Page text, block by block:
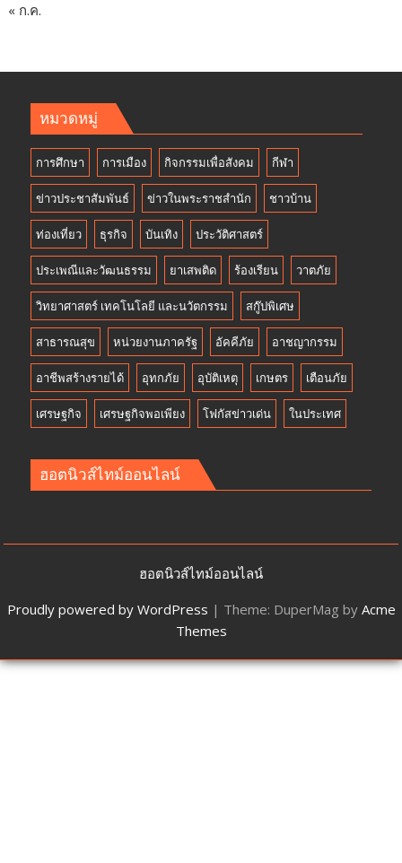
« ก.ค.
หมวดหมู่
การศึกษา การเมือง กิจกรรมเพื่อสังคม กีฬา
ข่าวประชาสัมพันธ์ ข่าวในพระราชสำนัก ชาวบ้าน
ท่องเที่ยว ธุรกิจ บันเทิง ประวัติศาสตร์
ประเพณีและวัฒนธรรม ยาเสพติด ร้องเรียน วาตภัย
วิทยาศาสตร์ เทคโนโลยี และนวัตกรรม สกู๊ปพิเศษ
สาธารณสุข หน่วยงานภาครัฐ อัคคีภัย อาชญากรรม
อาชีพสร้างรายได้ อุทกภัย อุบัติเหตุ เกษตร เตือนภัย
เศรษฐกิจ เศรษฐกิจพอเพียง โฟกัสข่าวเด่น ในประเทศ
ฮอตนิวส์ไทม์ออนไลน์
ฮอตนิวส์ไทม์ออนไลน์
Proudly powered by WordPress | Theme: DuperMag by Acme
Themes